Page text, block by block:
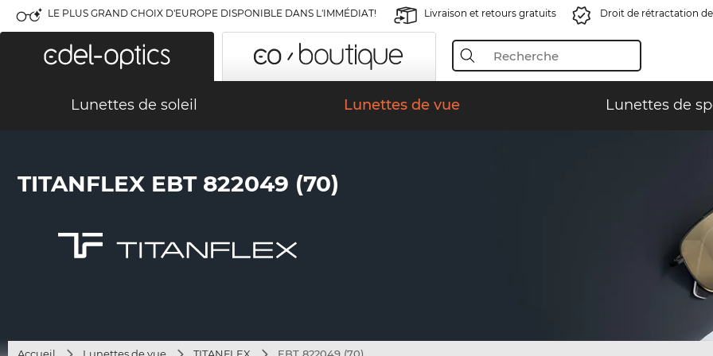
LE PLUS GRAND CHOIX D'EUROPE DISPONIBLE DANS L'IMMÉDIAT! Livraison et retours gratuits Droit de rétractation
Lunettes de soleil Lunettes de vue Lunettes de
TITANFLEX EBT 822049 (70)